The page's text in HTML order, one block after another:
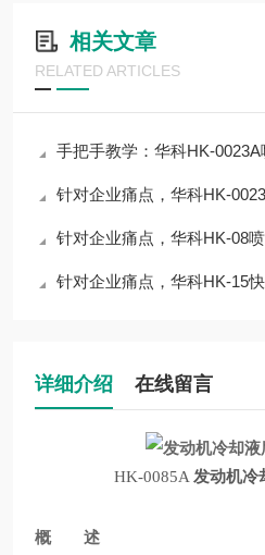
相关文章
RELATED ARTICLES
手把手教学：华科HK-0023A喷气燃料银片腐
针对企业痛点，华科HK-0023B喷气燃料银片
针对企业痛点，华科HK-08喷气燃料银片
针对企业痛点，华科HK-15快速金属浴银片
详细介绍 在线留言
HK-0085A 发动机冷
概 述